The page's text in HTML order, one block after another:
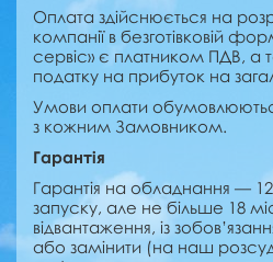
Оплата здійснюється на
компанії в безготівковій
сервіс» є платником ПДВ, а
податку на прибуток на
Умови оплати
з кожним Замовником.
Гарантія
Гарантія на обладнання —
запуску, але не більше 18
відвантаження, із
або замінити (на наш